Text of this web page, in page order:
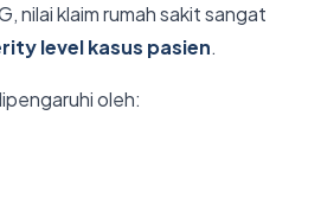
nilai klaim rumah sakit sangat
level kasus pasien.
oleh: